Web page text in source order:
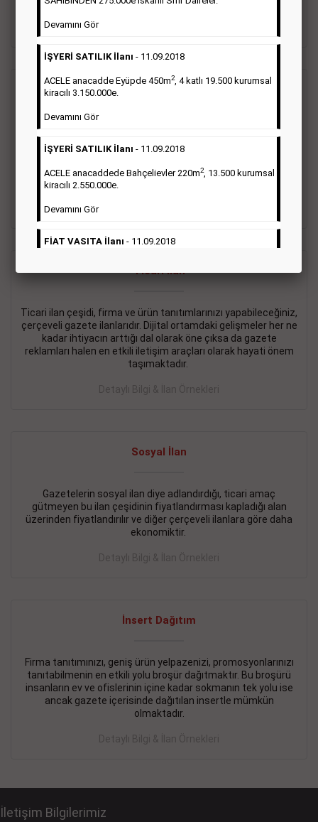
Detaylı Bilgi & İlan Örnekleri
Vasıta İlanı
Sarı sayfa ilanlar alım- satım, duyuru, mini reklam şeklinde
ifade edilebilen ilanlardır. Gazetelerin tirajını önemli ölçüde
etkilerler ve gazete gelirlerinin de önemli bir bölümünü
oluştururlar.Sabah sarı sayfa eleman ilanlarında 6 kelime
sayısı şartı aranmamaktadır.
Detaylı Bilgi & İlan Örnekleri
Ticari İlan
Ticari ilan çeşidi, firma ve ürün tanıtımlarınızı yapabileceğiniz,
çerçeveli gazete ilanlarıdır. Dijital ortamdaki gelişmeler her ne
kadar ihtiyacın arttığı dal olarak öne çıksa da gazete
reklamları halen en etkili iletişim araçları olarak hayati önem
taşımaktadır.
Detaylı Bilgi & İlan Örnekleri
Sosyal İlan
Gazetelerin sosyal ilan diye adlandırdığı, ticari amaç
gütmeyen bu ilan çeşidinin fiyatlandırması kapladığı alan
üzerinden fiyatlandırılır ve diğer çerçeveli ilanlara göre daha
ekonomiktir.
Detaylı Bilgi & İlan Örnekleri
İnsert Dağıtım
Firma tanıtımınızı, geniş ürün yelpazenizi, promosyonlarınızı
tanıtabilmenin en etkili yolu broşür dağıtmaktır. Bu broşürü
insanların ev ve ofislerinin içine kadar sokmanın tek yolu ise
ancak gazete içerisinde dağıtılan insertle mümkün
olmaktadır.
Detaylı Bilgi & İlan Örnekleri
İletişim Bilgilerimiz
Devamını Gör
İŞYERİ SATILIK İlanı - 11.09.2018
ACELE anacadde Eyüpde 450m2, 4 katlı 19.500 kurumsal
kiracılı 3.150.000e.
Devamını Gör
İŞYERİ SATILIK İlanı - 11.09.2018
ACELE anacaddede Bahçelievler 220m2, 13.500 kurumsal
kiracılı 2.550.000e.
Devamını Gör
FİAT VASITA İlanı - 11.09.2018
2.800.000e kurumsal mağaza.
BAKIRKÖY SATILIK İlanı- 11.09.2018
KARTALTEPEde kelepir 2+ 1 satılık daire
İŞYERİ KİRALIK İlanı - 11.09.2018
BEYLİKDÜZÜ Kavaklıda 4 katlı bina
DEVREMÜLK KİRALIK İlanı- 11.09.2018
SİNYE Tekstile Şoförlüğü olan 35 yaşını aşmamış, Depo
elemanı alınacaktır. Osmanbey, Şişli
Devamını Gör